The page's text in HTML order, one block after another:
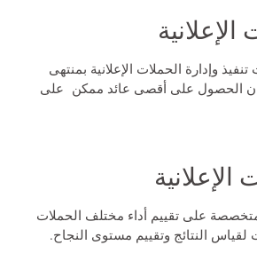
وإدارة الحملات الإعلانية بمنتهى
الحصول على أقصى عائد ممكن على
الإعلانية
على تقييم أداء مختلف الحملات
لقياس النتائج وتقييم مستوى النجاح.